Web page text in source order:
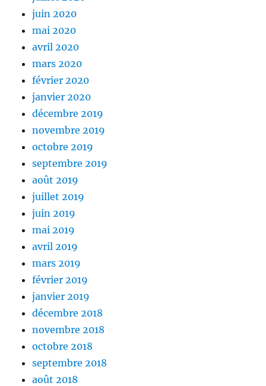
juin 2020
mai 2020
avril 2020
mars 2020
février 2020
janvier 2020
décembre 2019
novembre 2019
octobre 2019
septembre 2019
août 2019
juillet 2019
juin 2019
mai 2019
avril 2019
mars 2019
février 2019
janvier 2019
décembre 2018
novembre 2018
octobre 2018
septembre 2018
août 2018